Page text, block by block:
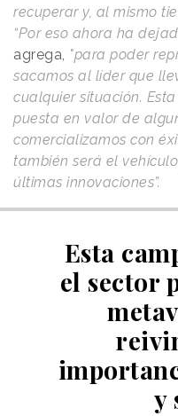
recuperar y, al mismo
“Por eso ahora ha
agrega, "para poder
sacamos al líder que
cualquier situación.
puesta en valor de
comercializamos con
también será el
últimas innovaciones”.
Esta
el sector
y